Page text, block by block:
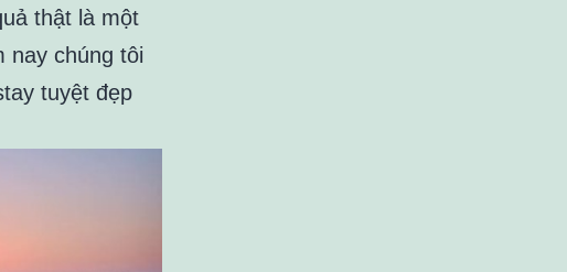
thật là một
nay chúng tôi
tuyệt đẹp